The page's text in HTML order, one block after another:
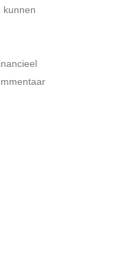
kunnen